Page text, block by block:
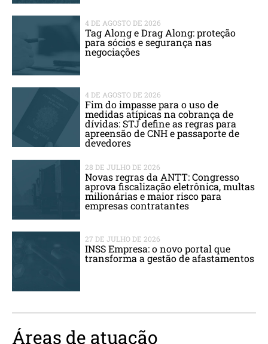
4 DE AGOSTO DE 2026
Tag Along e Drag Along: proteção
para sócios e segurança nas
negociações
4 DE AGOSTO DE 2026
Fim do impasse para o uso de
medidas atípicas na cobrança de
dívidas: STJ define as regras para
apreensão de CNH e passaporte de
devedores
28 DE JULHO DE 2026
Novas regras da ANTT: Congresso
aprova fiscalização eletrônica, multas
milionárias e maior risco para
empresas contratantes
27 DE JULHO DE 2026
INSS Empresa: o novo portal que
transforma a gestão de afastamentos
Áreas de atuação